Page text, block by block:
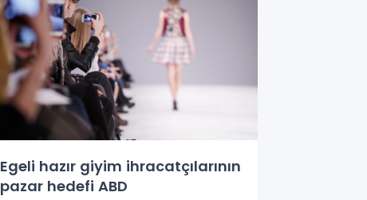
Egeli hazır giyim ihracatçılarının
pazar hedefi ABD